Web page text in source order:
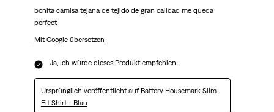
bonita camisa tejana de tejido de gran calidad me queda
perfect
Mit Google übersetzen
Ja, Ich würde dieses Produkt empfehlen.
Ursprünglich veröffentlicht auf Battery Housemark Slim
Fit Shirt - Blau